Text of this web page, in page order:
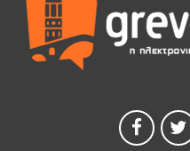
Θερινό Σινεμά στο πλαίσιο
Καλοκαιριού 2026» με την
Ανάσες».
5 Αυγούστου 2026
5 Αυγούστου 2026